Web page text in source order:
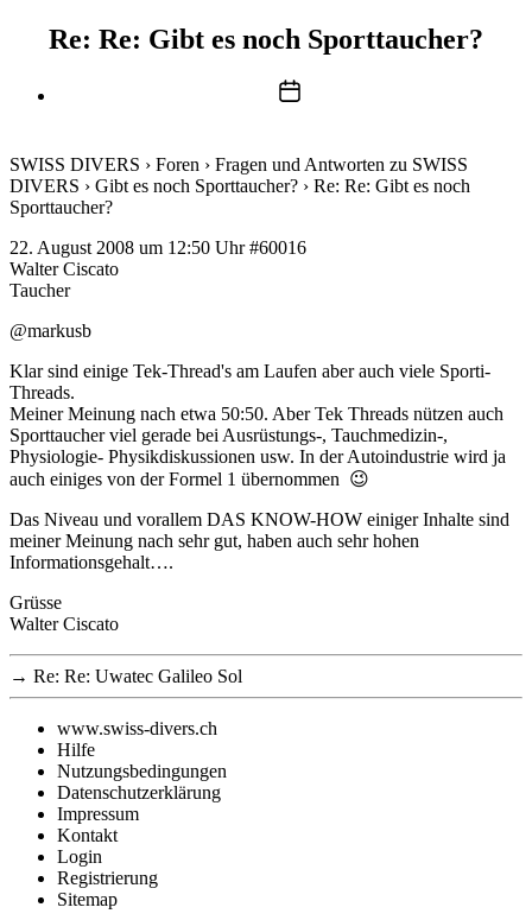
Re: Re: Gibt es noch Sporttaucher?
Beitragsdatum
SWISS DIVERS › Foren › Fragen und Antworten zu SWISS
DIVERS › Gibt es noch Sporttaucher? › Re: Re: Gibt es noch
Sporttaucher?
22. August 2008 um 12:50 Uhr #60016
Walter Ciscato
Taucher
@markusb
Klar sind einige Tek-Thread's am Laufen aber auch viele Sporti-
Threads.
Meiner Meinung nach etwa 50:50. Aber Tek Threads nützen auch
Sporttaucher viel gerade bei Ausrüstungs-, Tauchmedizin-,
Physiologie- Physikdiskussionen usw. In der Autoindustrie wird ja
auch einiges von der Formel 1 übernommen 😉
Das Niveau und vorallem DAS KNOW-HOW einiger Inhalte sind
meiner Meinung nach sehr gut, haben auch sehr hohen
Informationsgehalt….
Grüsse
Walter Ciscato
→ Re: Re: Uwatec Galileo Sol
www.swiss-divers.ch
Hilfe
Nutzungsbedingungen
Datenschutzerklärung
Impressum
Kontakt
Login
Registrierung
Sitemap